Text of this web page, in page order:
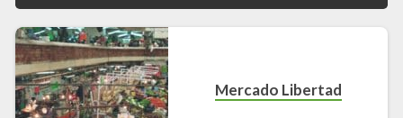
Mercado Libertad